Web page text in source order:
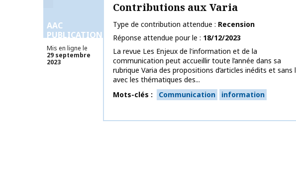
AAC
PUBLICATIONS
Mis en ligne le
29 septembre
2023
Contributions aux Varia
Type de contribution attendue
Recension
Réponse attendue pour le
18/12/2023
La revue Les Enjeux de l'information et de la
communication peut accueillir toute l’année dans sa
rubrique Varia des propositions d’articles inédits et sans
avec les thématiques des...
Mots-clés
Communication information